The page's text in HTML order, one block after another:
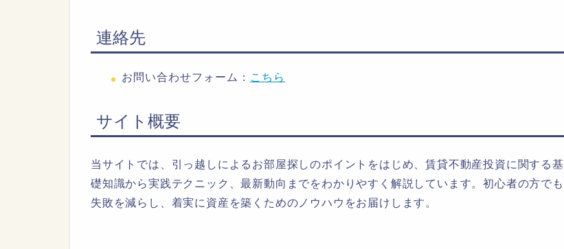
連絡先
お問い合わせフォーム： こちら
サイト概要
当サイトでは、引っ越しによるお部屋探しのポイントをはじめ、賃貸不動産投資に関する基
礎知識から実践テクニック、最新動向までをわかりやすく解説しています。初心者の方でも
失敗を減らし、着実に資産を築くためのノウハウをお届けします。